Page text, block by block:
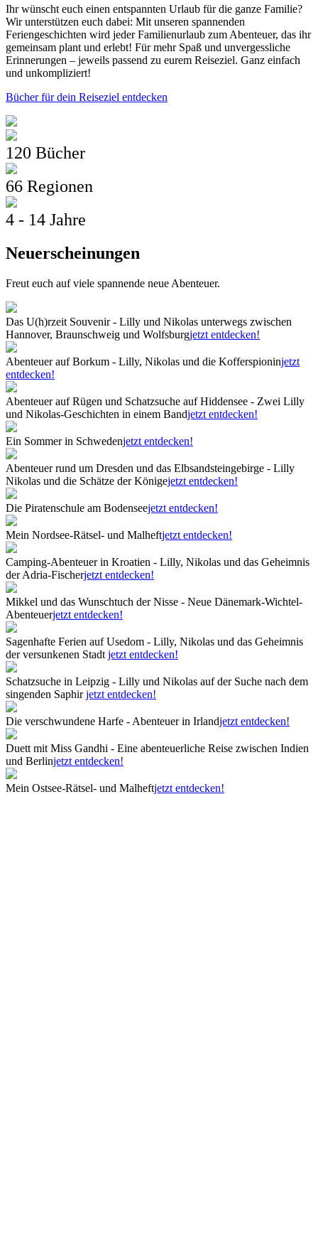
Ihr wünscht euch einen entspannten Urlaub für die ganze Familie?
Wir unterstützen euch dabei: Mit unseren spannenden
Feriengeschichten wird jeder Familienurlaub zum Abenteuer, das ihr
gemeinsam plant und erlebt! Für mehr Spaß und unvergessliche
Erinnerungen – jeweils passend zu eurem Reiseziel. Ganz einfach
und unkompliziert!
Bücher für dein Reiseziel entdecken
120 Bücher
66 Regionen
4 - 14 Jahre
Neuerscheinungen
Freut euch auf viele spannende neue Abenteuer.
Das U(h)rzeit Souvenir - Lilly und Nikolas unterwegs zwischen
Hannover, Braunschweig und Wolfsburgjetzt entdecken!
Abenteuer auf Borkum - Lilly, Nikolas und die Kofferspioninjetzt
entdecken!
Abenteuer auf Rügen und Schatzsuche auf Hiddensee - Zwei Lilly
und Nikolas-Geschichten in einem Bandjetzt entdecken!
Ein Sommer in Schwedenjetzt entdecken!
Abenteuer rund um Dresden und das Elbsandsteingebirge - Lilly
Nikolas und die Schätze der Königejetzt entdecken!
Die Piratenschule am Bodenseejetzt entdecken!
Mein Nordsee-Rätsel- und Malheftjetzt entdecken!
Camping-Abenteuer in Kroatien - Lilly, Nikolas und das Geheimnis
der Adria-Fischerjetzt entdecken!
Mikkel und das Wunschtuch der Nisse - Neue Dänemark-Wichtel-
Abenteuerjetzt entdecken!
Sagenhafte Ferien auf Usedom - Lilly, Nikolas und das Geheimnis
der versunkenen Stadt jetzt entdecken!
Schatzsuche in Leipzig - Lilly und Nikolas auf der Suche nach dem
singenden Saphirjetzt entdecken!
Die verschwundene Harfe - Abenteuer in Irlandjetzt entdecken!
Duett mit Miss Gandhi - Eine abenteuerliche Reise zwischen Indien
und Berlinjetzt entdecken!
Mein Ostsee-Rätsel- und Malheftjetzt entdecken!